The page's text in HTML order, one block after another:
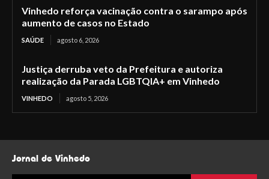
Vinhedo reforça vacinação contra o sarampo após
aumento de casos no Estado
SAÚDE agosto 6, 2026
Justiça derruba veto da Prefeitura e autoriza
realização da Parada LGBTQIA+ em Vinhedo
VINHEDO agosto 5, 2026
Jornal de Vinhedo